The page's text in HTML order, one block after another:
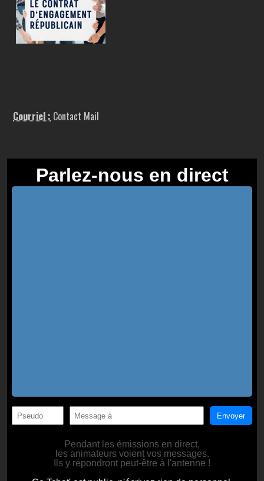
Courriel : Contact Mail